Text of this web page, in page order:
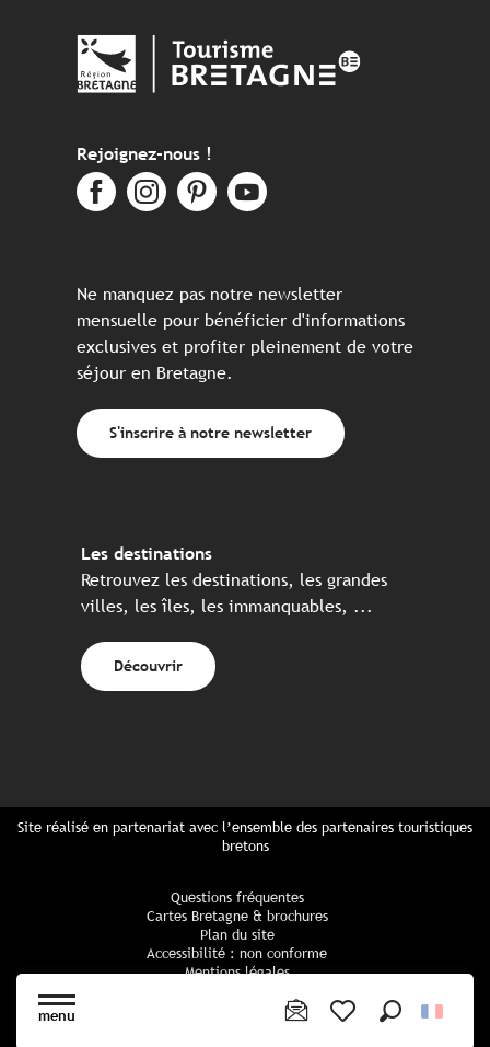
menu
Rejoignez-nous !
Ne manquez pas notre newsletter
mensuelle pour bénéficier d'informations
exclusives et profiter pleinement de votre
séjour en Bretagne.
S'inscrire à notre newsletter
Les destinations
Retrouvez les destinations, les grandes
villes, les îles, les immanquables, ...
Découvrir
Site réalisé en partenariat avec l’ensemble des partenaires touristiques
bretons
Questions fréquentes
Cartes Bretagne & brochures
Plan du site
Accessibilité : non conforme
Mentions légales
Politique cookies
Paramètres des cookies